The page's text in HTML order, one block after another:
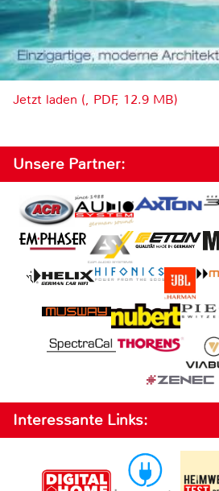
Jetzt laden (, PDF, 12.9 MB)
Unsere Partner:
Interessante Links: